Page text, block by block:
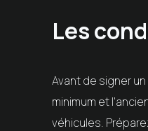
Les
Avant de signer
minimum et
véhicules.